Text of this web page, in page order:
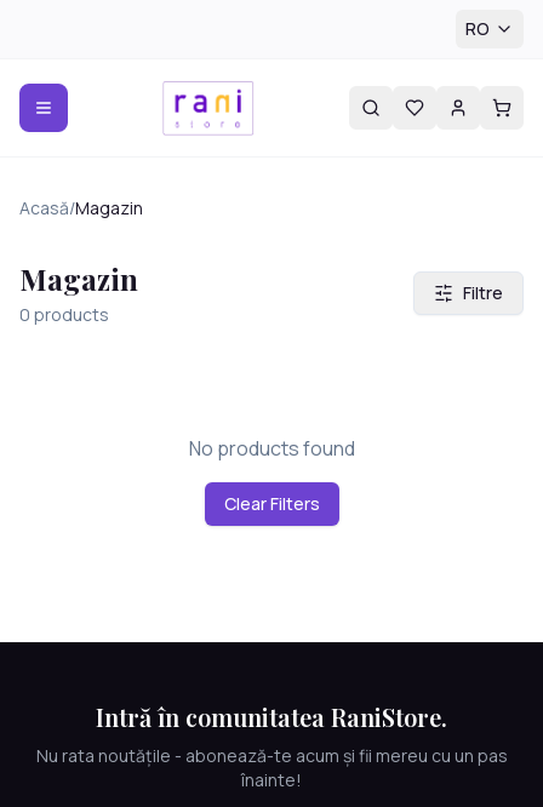
RO
Acasă/Magazin
Magazin
0 products
Filtre
No products found
Clear Filters
Intră în comunitatea RaniStore.
Nu rata noutățile - abonează-te acum și fii mereu cu un pas
înainte!